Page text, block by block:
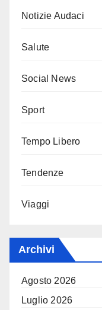
Notizie Audaci
Salute
Social News
Sport
Tempo Libero
Tendenze
Viaggi
Archivi
Agosto 2026
Luglio 2026